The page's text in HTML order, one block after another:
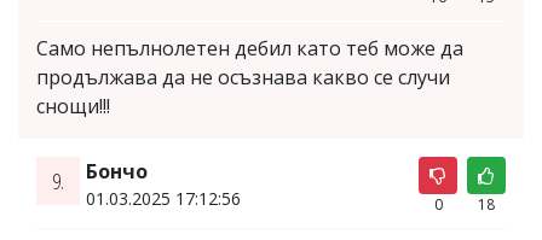
Само непълнолетен дебил като теб може да
продължава да не осъзнава какво се случи
снощи!!!
9. Бончо
01.03.2025 17:12:56 0 18